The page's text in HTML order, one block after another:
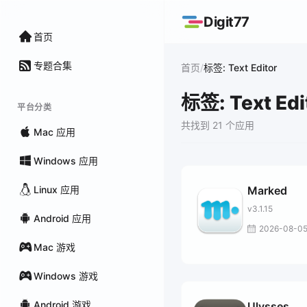
首页
专题合集
平台分类
Mac 应用
Windows 应用
Linux 应用
Android 应用
Mac 游戏
Windows 游戏
Android 游戏
Digit77
首页/标签: Text Editor
标签: Text
共找到 21 个应用
Marked
v3.1.15
2026-08-05